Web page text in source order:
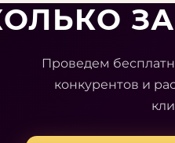
Проведем
конкурентов и